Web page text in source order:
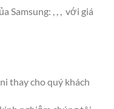
Samsung: , , , với giá
thay cho quý khách